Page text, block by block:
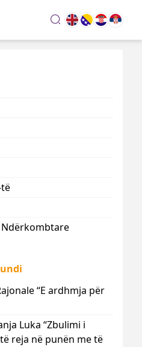
search
Ndërkombtare
“E ardhmja për
Luka “Zbulimi i
reja në punën me të